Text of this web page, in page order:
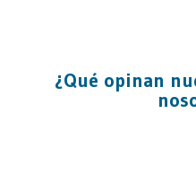
¿Qué opinan